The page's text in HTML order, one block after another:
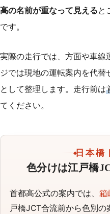
高の名前が重なって見えると
です。
実際の走行では、方面や車線
ジでは現地の運転案内を代
として整理します。走行前は
てください。
日本橋
色分けは江戸橋
首都高公式の案内では、箱
戸橋JCT合流前から色別の